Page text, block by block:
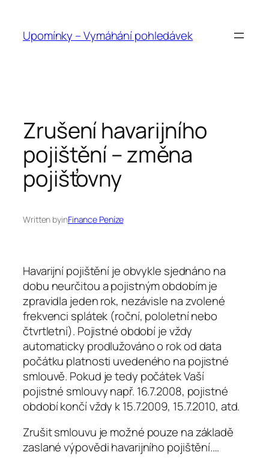
obsahUpomínky – Vymáhání pohledávek
Zrušení havarijního
pojištění – změna
pojišťovny
Written byinFinance Peníze
Havarijní pojištění je obvykle sjednáno na
dobu neurčitou a pojistným obdobím je
zpravidla jeden rok, nezávisle na zvolené
frekvenci splátek (roční, pololetní nebo
čtvrtletní). Pojistné období je vždy
automaticky prodlužováno o rok od data
počátku platnosti uvedeného na pojistné
smlouvě. Pokud je tedy počátek Vaší
pojistné smlouvy např. 16.7.2008, pojistné
období končí vždy k 15.7.2009, 15.7.2010, atd.
Zrušit smlouvu je možné pouze na základě
zaslané výpovědi havarijního pojištění.…